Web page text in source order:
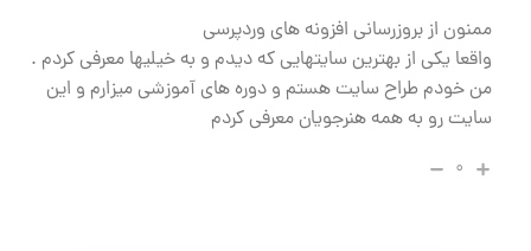
ممنون از بروزرسانی افزونه های وردپرسی
واقعا یکی از بهترین سایتهایی که دیدم و به خیلیها معرفی کردم .
من خودم طراح سایت هستم و دوره های آموزشی میزارم و این
سایت رو به همه هنرجویان معرفی کردم
۰